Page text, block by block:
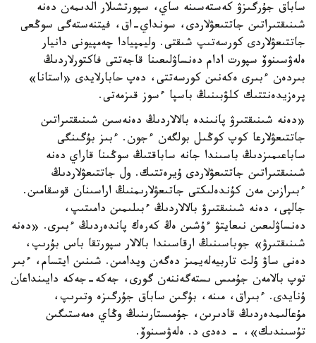
ساباق جۇرگىزۋ كەستەسىنە ساي، سپورتشىلار الدىمەن دەنە
شىنىقتىراتىن جاتتىعۋلاردى، سونداي-اق، فيتنەستەگى سوڭعى
جاتتىعۋلاردى كورسەتىپ شىقتى. وليمپيادا چەمپيونى دانيار
ەلەۋسىنوۆ سپورت ادام دەنساۋلىعىنا قاجەتتى فاكتورلاردىڭ
بىردەن ءبىرى ەكەنىن كورسەتتى، دەپ حابارلايدى «استانا»
پرەزيدەنتتىك كلۋبىنىڭ باسپا ءسوز قىزمەتى.
«دەنە شىنىقتىرۋ پانىندە بالالاردىڭ دەنەسىن شىنىقتىراتىن
جاتتىعۋلارعا كوپ كوڭىل بولگەن ءجون. ءبىز بۇگىنگى
ساباعىمىزدىڭ باسىندا جانە ساباقتىڭ سوڭىنا قاراي دەنە
شىنىقتىراتىن جاتتىعۋلاردى ۇيرەتتىك. ول جاتتىعۋلاردىڭ
ءبىرازىن مەن كۇندەلىكتى جاتىعۋلارىمنىڭ اراسىنان قوسقامىن.
جالپى، دەنە شىنىقتىرۋ بالالاردىڭ ءبىلىمىن دامىتىپ،
دەنساۋلىعىن نىعايتۋ ءۇشىن ەڭ كەرەك پاندەردىڭ ءبىرى. «دەنە
شىنىقتىرۋ» جوباسىنىڭ ارقاسىندا بالالار سپورتقا باس بۇرىپ،
دەنى ساۋ ۇلت تاربيەلەيمىز دەگەن ويدامىن. شىنىن ايتسام، ءبىر
توپ بالامەن جۇمىس ىستەگەننەن گورى، جەكە-جەكە دايىنداعان
ۇنايدى. ءبىراق، مىنە، بۇگىن ساباق جۇرگىزە وتىرىپ،
مۇعالىمدەردىڭ قادىرىن، جۇمىستارىنىڭ وڭاي ەمەستىگىن
تۇسىندىك»، - دەدى د. ەلەۋسىنوۆ.